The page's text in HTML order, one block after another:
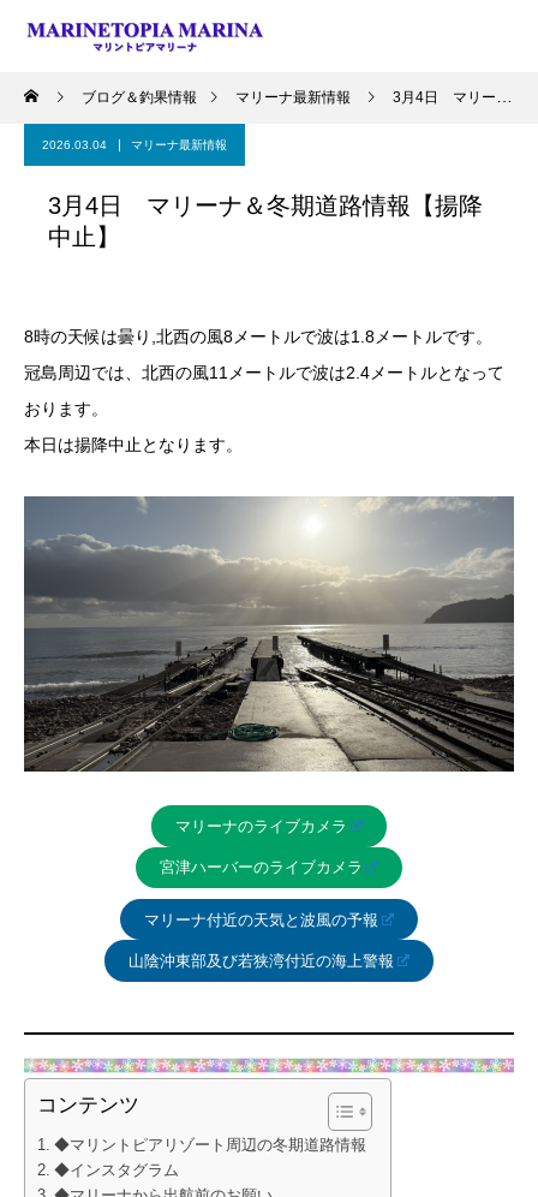
ブログ＆釣果情報 マリーナ最新情報 3月4日 マリーナ＆冬期道路情報【揚降中止】
2026.03.04 マリーナ最新情報
3月4日 マリーナ＆冬期道路情報【揚降
中止】
8時の天候は曇り,北西の風8メートルで波は1.8メートルです。
冠島周辺では、北西の風11メートルで波は2.4メートルとなって
おります。
本日は揚降中止となります。
マリーナのライブカメラ
宮津ハーバーのライブカメラ
マリーナ付近の天気と波風の予報
山陰沖東部及び若狭湾付近の海上警報
コンテンツ
◆マリントピアリゾート周辺の冬期道路情報
◆インスタグラム